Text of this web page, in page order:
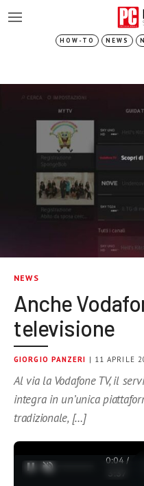
HOW-TO NEWS
NEWS
Anche
televisione
GIORGIO PANZERI | 11 APRILE
Al via la Vodafone TV, il
integra in un’unica
tradizionale, […]
0:05 /